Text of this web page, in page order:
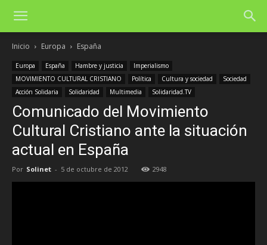
Inicio Europa España
Europa España Hambre y justicia
Imperialismo
MOVIMIENTO CULTURAL CRISTIANO
Política Cultura y sociedad
Sociedad
Acción Solidaria
Solidaridad Multimedia Solidaridad.TV
Comunicado del Movimiento
Cultural Cristiano ante la situación
actual en España
Por Solinet - 5 de octubre de 2012 2948